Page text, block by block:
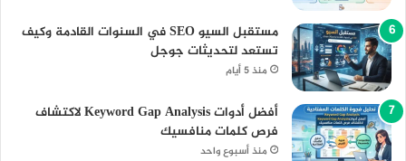
مستقبل السيو SEO في السنوات القادمة وكيف
تستعد لتحديثات جوجل
منذ 5 أيام
أفضل أدوات Keyword Gap Analysis لاكتشاف
فرص كلمات منافسيك
منذ أسبوع واحد